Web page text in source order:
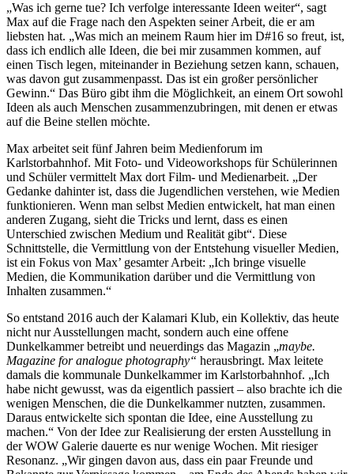
„Was ich gerne tue? Ich verfolge interessante Ideen weiter“, sagt
Max auf die Frage nach den Aspekten seiner Arbeit, die er am
liebsten hat. „Was mich an meinem Raum hier im D#16 so freut, ist,
dass ich endlich alle Ideen, die bei mir zusammen kommen, auf
einen Tisch legen, miteinander in Beziehung setzen kann, schauen,
was davon gut zusammenpasst. Das ist ein großer persönlicher
Gewinn.“ Das Büro gibt ihm die Möglichkeit, an einem Ort sowohl
Ideen als auch Menschen zusammenzubringen, mit denen er etwas
auf die Beine stellen möchte.
Max arbeitet seit fünf Jahren beim Medienforum im
Karlstorbahnhof. Mit Foto- und Videoworkshops für Schülerinnen
und Schüler vermittelt Max dort Film- und Medienarbeit. „Der
Gedanke dahinter ist, dass die Jugendlichen verstehen, wie Medien
funktionieren. Wenn man selbst Medien entwickelt, hat man einen
anderen Zugang, sieht die Tricks und lernt, dass es einen
Unterschied zwischen Medium und Realität gibt“. Diese
Schnittstelle, die Vermittlung von der Entstehung visueller Medien,
ist ein Fokus von Max’ gesamter Arbeit: „Ich bringe visuelle
Medien, die Kommunikation darüber und die Vermittlung von
Inhalten zusammen.“
So entstand 2016 auch der Kalamari Klub, ein Kollektiv, das heute
nicht nur Ausstellungen macht, sondern auch eine offene
Dunkelkammer betreibt und neuerdings das Magazin „maybe.
Magazine for analogue photography“ herausbringt. Max leitete
damals die kommunale Dunkelkammer im Karlstorbahnhof. „Ich
habe nicht gewusst, was da eigentlich passiert – also brachte ich die
wenigen Menschen, die die Dunkelkammer nutzten, zusammen.
Daraus entwickelte sich spontan die Idee, eine Ausstellung zu
machen.“ Von der Idee zur Realisierung der ersten Ausstellung in
der WOW Galerie dauerte es nur wenige Wochen. Mit riesiger
Resonanz. „Wir gingen davon aus, dass ein paar Freunde und